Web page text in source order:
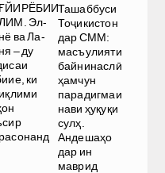
Эл-
ва Ла-
– ду
ки
Ташаббуси
Тоҷикистон
дар СММ:
масъулияти
байнинаслӣ
ҳамчун
парадигмаи
нави ҳуқуқи
сулҳ.
Андешаҳо
дар ин
маврид